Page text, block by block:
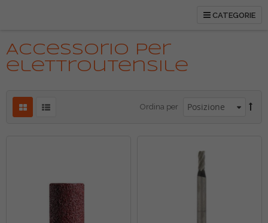
CATEGORIE
Accessorio per
elettroutensile
Ordina per